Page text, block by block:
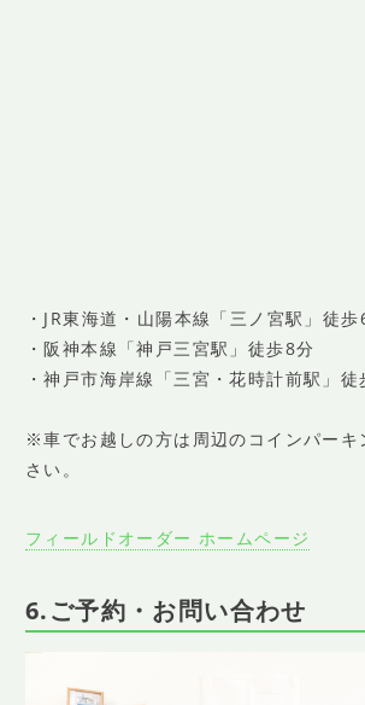
・JR東海道・山陽本線「三ノ宮駅」徒歩
・阪神本線「神戸三宮駅」徒歩8分
・神戸市海岸線「三宮・花時計前駅」徒
※車でお越しの方は周辺のコインパーキ
さい。
フィールドオーダー ホームページ
6.ご予約・お問い合わせ